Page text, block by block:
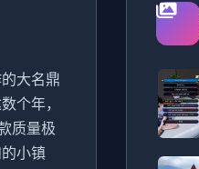
大名鼎
个年，
质量极
小镇